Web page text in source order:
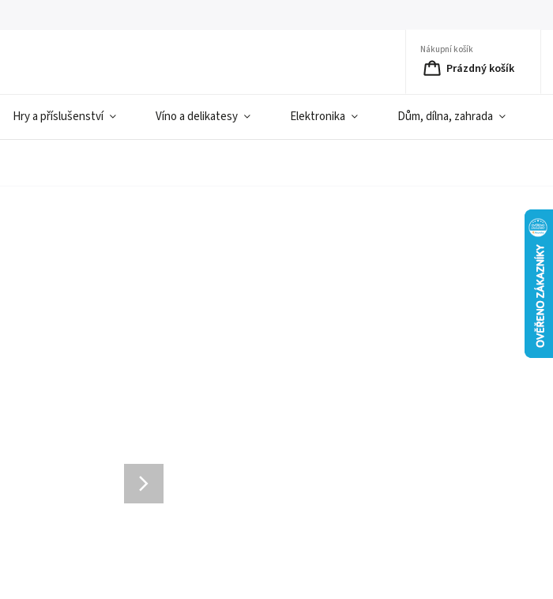
Nákupní košík
Prázdný košík
Hry a příslušenství Víno a delikatesy Elektronika Dům, dílna, zahrada